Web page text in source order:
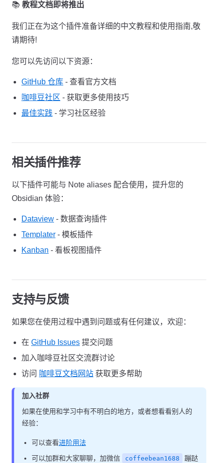
📚 教程文档即将推出
我们正在为这个插件准备详细的中文教程和使用指南,敬
请期待!
您可以先访问以下资源：
GitHub 仓库 - 查看官方文档
咖啡豆社区 - 获取更多使用技巧
最佳实践 - 学习社区经验
相关插件推荐
以下插件可能与 Note aliases 配合使用，提升您的
Obsidian 体验：
Dataview - 数据查询插件
Templater - 模板插件
Kanban - 看板视图插件
支持与反馈
如果您在使用过程中遇到问题或有任何建议，欢迎：
在 GitHub Issues 提交问题
加入咖啡豆社区交流群讨论
访问 咖啡豆文档网站 获取更多帮助
加入社群
如果在使用和学习中有不明白的地方，或者想看看别人的
经验：
可以查看进阶用法
可以加群和大家聊聊，加微信
coffeebean1688
蹦跶